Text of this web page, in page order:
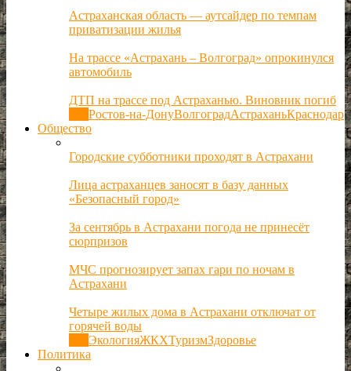
Астраханская область — аутсайдер по темпам
приватизации жилья
На трассе «Астрахань – Волгоград» опрокинулся
автомобиль
ДТП на трассе под Астраханью. Виновник погиб
Ростов-на-ДонуВолгоградАстраханьКраснодар
Общество
Городские субботники проходят в Астрахани
Лица астраханцев заносят в базу данных
«Безопасный город»
За сентябрь в Астрахани погода не принесёт
сюрпризов
МЧС прогнозирует запах гари по ночам в
Астрахани
Четыре жилых дома в Астрахани отключат от
горячей воды
ЭкологияЖКХТуризмЗдоровье
Политика